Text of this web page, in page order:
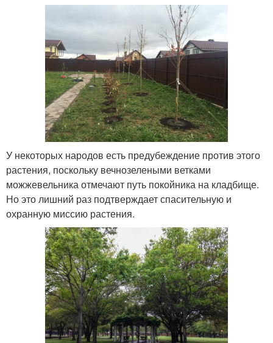
У некоторых народов есть предубеждение против этого
растения, поскольку вечнозелеными ветками
можжевельника отмечают путь покойника на кладбище.
Но это лишний раз подтверждает спасительную и
охранную миссию растения.